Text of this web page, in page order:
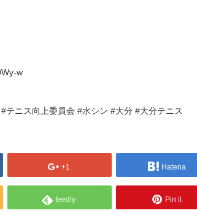
w
ニス向上委員会 #水シン #大分 #大分テニス
+1 Hatena
feedly Pin it